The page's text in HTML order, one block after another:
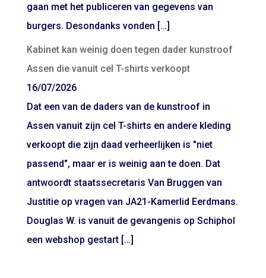
gaan met het publiceren van gegevens van
burgers. Desondanks vonden […]
Kabinet kan weinig doen tegen dader kunstroof
Assen die vanuit cel T-shirts verkoopt
16/07/2026
Dat een van de daders van de kunstroof in
Assen vanuit zijn cel T-shirts en andere kleding
verkoopt die zijn daad verheerlijken is "niet
passend", maar er is weinig aan te doen. Dat
antwoordt staatssecretaris Van Bruggen van
Justitie op vragen van JA21-Kamerlid Eerdmans.
Douglas W. is vanuit de gevangenis op Schiphol
een webshop gestart […]